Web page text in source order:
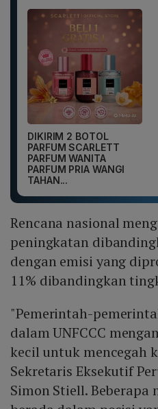
DIKIRIM 2 BOTOL
PARFUM SCARLETT
PARFUM WANITA
PARFUM PRIA WANGI
TAHAN...
Rencana nasional
peningkatan
dengan emisi yang
11% dibandingkan
"Pemerintah-
dalam UNFCCC
kecil untuk mencegah
Sekretaris Eksekutif
Simon Stiell. Beberapa